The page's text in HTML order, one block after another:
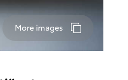
More images